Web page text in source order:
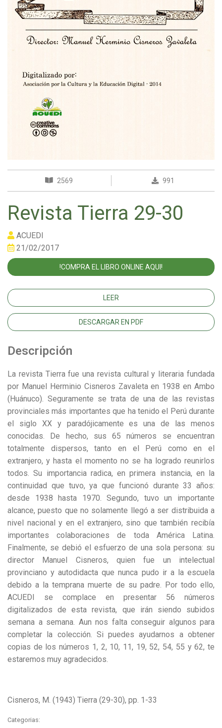
2569 991
Revista Tierra 29-30
ACUEDI
21/02/2017
!COMPRA EL LIBRO ONLINE AQUI!
LEER
DESCARGAR EN PDF
Descripción
La revista Tierra fue una revista cultural y literaria fundada
por Manuel Herminio Cisneros Zavaleta en 1938 en Ambo
(Huánuco). Seguramente se trata de una de las revistas
provinciales más importantes que ha tenido el Perú durante
el siglo XX y paradójicamente es una de las menos
conocidas. De hecho, sus 65 números se encuentran
totalmente dispersos, tanto en el Perú como en el
extranjero, y hasta el momento no se ha logrado reunirlos
todos. Su importancia radica, en primera instancia, en la
continuidad que tuvo, ya que funcionó durante 33 años:
desde 1938 hasta 1970. Segundo, tuvo un importante
alcance, puesto que no solamente llegó a ser distribuida a
nivel nacional y en el extranjero, sino que también recibía
importantes colaboraciones de toda América Latina.
Finalmente, se debió el esfuerzo de una sola persona: su
director Manuel Cisneros, quien fue un intelectual
provinciano y autodidacta que nunca pudo ir a la escuela
debido a la temprana muerte de su padre. Por todo ello,
ACUEDI se complace en presentar 56 números
digitalizados de esta revista, que irán siendo subidos
semana a semana. Aun nos falta conseguir algunos para
completar la colección. Si puedes ayudarnos a obtener
copias de los números 1, 2, 10, 11, 19, 52, 54, 55 y 62, te
estaremos muy agradecidos.
Cisneros, M. (1943) Tierra (29-30), pp. 1-33
Categorias: